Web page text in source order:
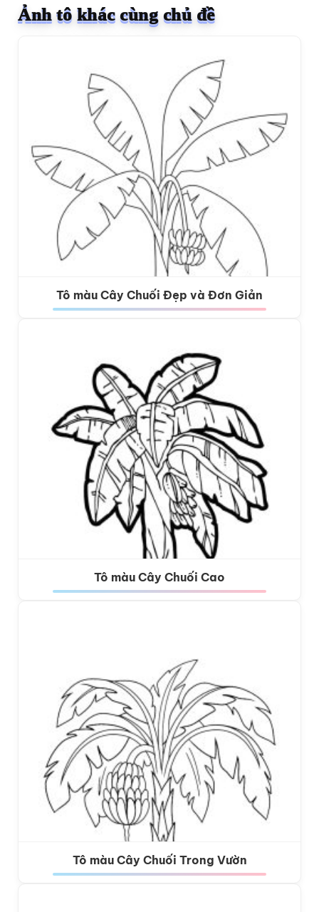
Ảnh tô khác cùng chủ đề
Tô màu Cây Chuối Đẹp và Đơn Giản
Tô màu Cây Chuối Cao
Tô màu Cây Chuối Trong Vườn